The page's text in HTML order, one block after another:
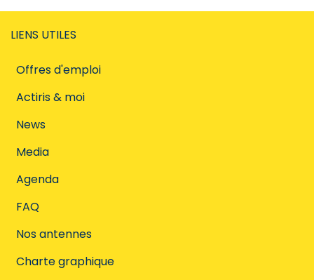
LIENS UTILES
Offres d'emploi
Actiris & moi
News
Media
Agenda
FAQ
Nos antennes
Charte graphique